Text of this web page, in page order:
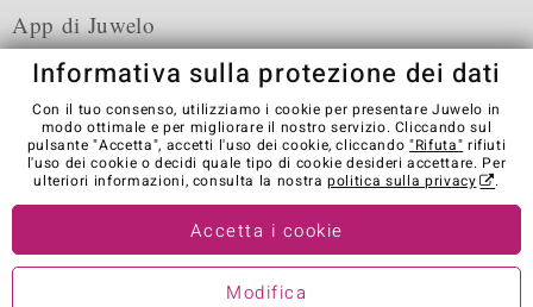
App di Juwelo
Condizioni generali di vendita Informativa Privacy
Cookies
Note legali
Contatti
Recedere dal contratto
Visit our stores in other countries:
Informativa sulla protezione dei dati
Con il tuo consenso, utilizziamo i cookie per presentare Juwelo in
modo ottimale e per migliorare il nostro servizio. Cliccando sul
pulsante "Accetta", accetti l'uso dei cookie, cliccando "Rifuta" rifiuti
l'uso dei cookie o decidi quale tipo di cookie desideri accettare. Per
ulteriori informazioni, consulta la nostrapolitica sulla privacy .
Accetta i cookie
Modifica